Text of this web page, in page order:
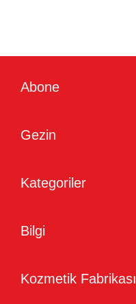
Abone
Gezin
Kategoriler
Bilgi
Kozmetik Fabrikası